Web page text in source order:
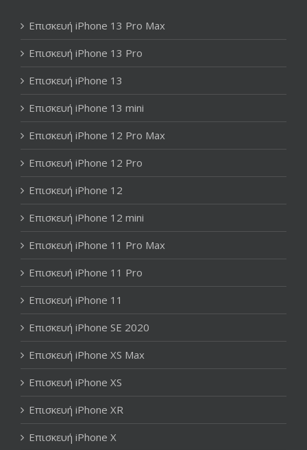
Επισκευή iPhone 13 Pro Max
Επισκευή iPhone 13 Pro
Επισκευή iPhone 13
Επισκευή iPhone 13 mini
Επισκευή iPhone 12 Pro Max
Επισκευή iPhone 12 Pro
Επισκευή iPhone 12
Επισκευή iPhone 12 mini
Επισκευή iPhone 11 Pro Max
Επισκευή iPhone 11 Pro
Επισκευή iPhone 11
Επισκευή iPhone SE 2020
Επισκευή iPhone XS Max
Επισκευή iPhone XS
Επισκευή iPhone XR
Επισκευή iPhone X